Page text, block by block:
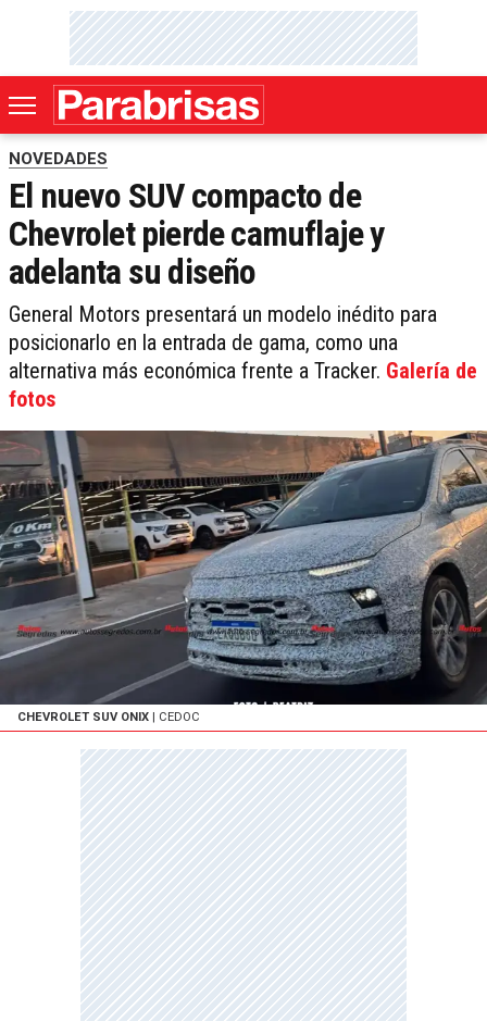
NOVEDADES
El nuevo SUV compacto de
Chevrolet pierde camuflaje y
adelanta su diseño
General Motors presentará un modelo inédito para
posicionarlo en la entrada de gama, como una
alternativa más económica frente a Tracker. Galería de
fotos
CHEVROLET SUV ONIX | CEDOC